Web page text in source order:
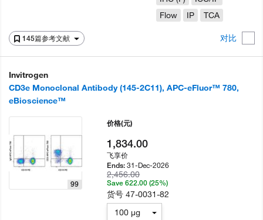
145篇参考文献 对比
Flow
IP TCA
Invitrogen
CD3e Monoclonal Antibody (145-2C11), APC-eFluor™ 780,
eBioscience™
99
价格(元)
1,834.00
飞享价
Ends:31-Dec-2026
2,456.00
Save 622.00 (25%)
货号47-0031-82
100 µg